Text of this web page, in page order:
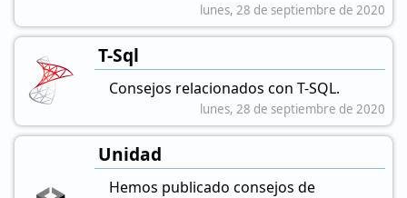
lunes, 28 de septiembre de 2020
T-Sql
Consejos relacionados con T-SQL.
lunes, 28 de septiembre de 2020
Unidad
Hemos publicado consejos de